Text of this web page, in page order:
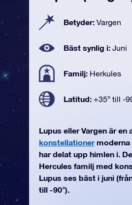
Betyder: Vargen
Bäst synlig i: Juni
Familj: Herkules
Latitud: +35° till -
Lupus eller Vargen är en
konstellationermoderna
har delat upp himlen i.
Hercules familj med
Lupus ses bäst i juni
till -90°).